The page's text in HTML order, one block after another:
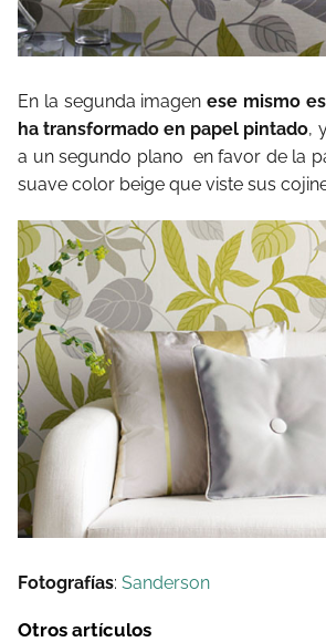
En la segunda imagen ese mismo
ha transformado en papel pintado,
a un segundo plano en favor de la
suave color beige que viste sus
Fotografías: Sanderson
Otros artículos